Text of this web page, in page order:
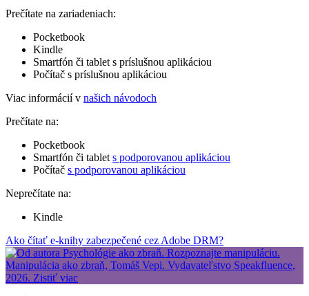
Prečítate na zariadeniach:
Pocketbook
Kindle
Smartfón či tablet s príslušnou aplikáciou
Počítač s príslušnou aplikáciou
Viac informácií v našich návodoch
Prečítate na:
Pocketbook
Smartfón či tablet s podporovanou aplikáciou
Počítač s podporovanou aplikáciou
Neprečítate na:
Kindle
Ako čítať e-knihy zabezpečené cez Adobe DRM?